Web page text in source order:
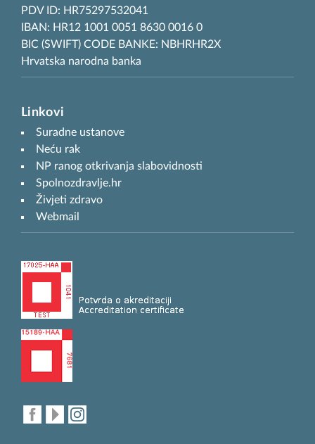
PDV ID: HR75297532041
IBAN: HR12 1001 0051 8630 0016 0
BIC (SWIFT) CODE BANKE: NBHRHR2X
Hrvatska narodna banka
Linkovi
Suradne ustanove
Neću rak
NP ranog otkrivanja slabovidnosti
Spolnozdravlje.hr
Živjeti zdravo
Webmail